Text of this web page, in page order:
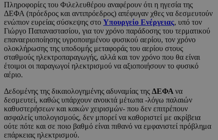
Πληροφορίες του Φιλελευθέρου αναφέρουν ότι η ηγεσία της
ΔΕΦΑ (πρόεδρος και αντιπρόεδρος) απέφυγαν χθες να δεσμευτούν
ενώπιον ευρείας σύσκεψης στο Υπουργείο Ενέργειας, υπό τον
Γιώργο Παπαναστασίου, για τον χρόνο παράδοσης του τερματικού
επαναεριοποίησης υγροποιημένου φυσικού αερίου, τον χρόνο
ολοκλήρωσης της υποδομής μεταφοράς του αερίου στους
σταθμούς ηλεκτροπαραγωγής, αλλά και τον χρόνο που θα είναι
έτοιμοι οι παραγωγοί ηλεκτρισμού να αξιοποιήσουν το φυσικό
αέριο.
Δεδομένης της δικαιολογημένης αδυναμίας της ΔΕΦΑ να
δεσμευτεί, καθώς υπάρχουν ανοικτά μέτωπα -λόγω παλαιών
καθυστερήσεων και κακών χειρισμών- που δεν επιτρέπουν
ασφαλείς υπολογισμούς, δεν μπορεί να καθοριστεί με ακρίβεια
ούτε πότε και σε ποιο βαθμό είναι πιθανό να εμφανιστεί πρόβλημα
επάρκειας ηλεκτρισμού.